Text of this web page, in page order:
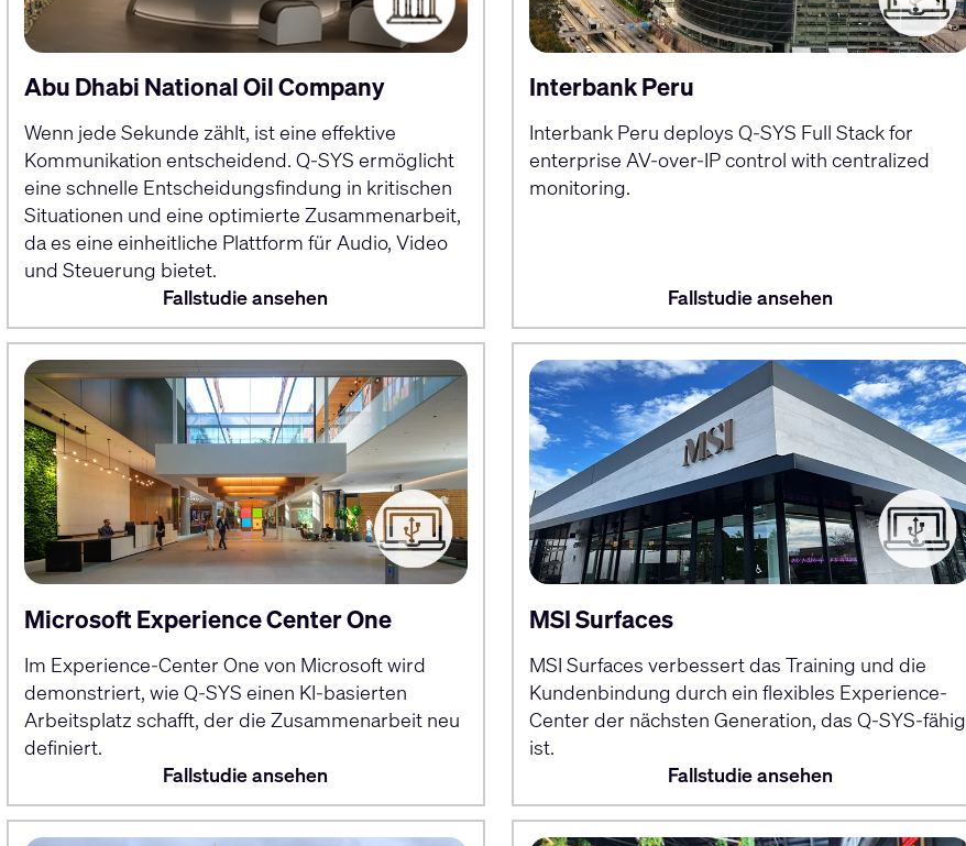
Abu Dhabi National Oil Company
Wenn jede Sekunde zählt, ist eine effektive
Kommunikation entscheidend. Q-SYS ermöglicht
eine schnelle Entscheidungsfindung in kritischen
Situationen und eine optimierte Zusammenarbeit,
da es eine einheitliche Plattform für Audio, Video
und Steuerung bietet.
Fallstudie ansehen
Interbank Peru
Interbank Peru deploys Q-SYS Full Stack for
enterprise AV-over-IP control with centralized
monitoring.
Fallstudie ansehen
Microsoft Experience Center One
Im Experience-Center One von Microsoft wird
demonstriert, wie Q-SYS einen KI-basierten
Arbeitsplatz schafft, der die Zusammenarbeit neu
definiert.
Fallstudie ansehen
MSI Surfaces
MSI Surfaces verbessert das Training und die
Kundenbindung durch ein flexibles Experience-
Center der nächsten Generation, das Q-SYS-fähig
ist.
Fallstudie ansehen